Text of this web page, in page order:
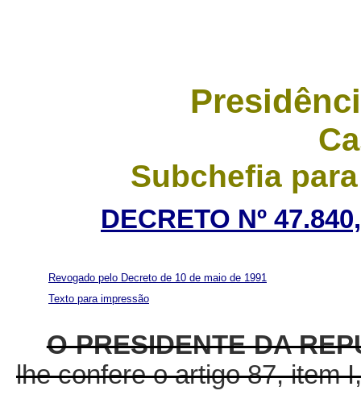
Subchefia
DECRETO Nº
Revogado pelo Decreto de 10 de maio de 1991
Texto para impressão
O PRESIDENTE DA
lhe confere o artigo 87, item